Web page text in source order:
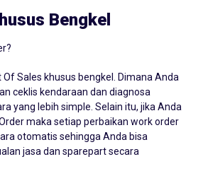
Bengkel
Sales khusus bengkel. Dimana Anda
ceklis kendaraan dan diagnosa
yang lebih simple. Selain itu, jika Anda
maka setiap perbaikan work order
otomatis sehingga Anda bisa
jasa dan sparepart secara